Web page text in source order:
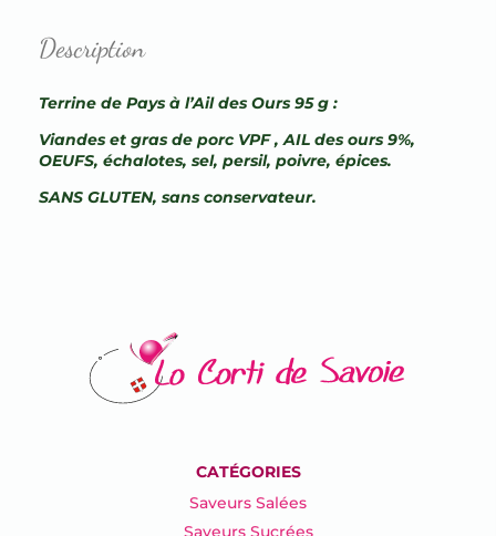
Description
Terrine de Pays à l’Ail des Ours 95 g :
Viandes et gras de porc VPF , AIL des ours 9%,
OEUFS, échalotes, sel, persil, poivre, épices.
SANS GLUTEN, sans conservateur.
CATÉGORIES
Saveurs Salées
Saveurs Sucrées